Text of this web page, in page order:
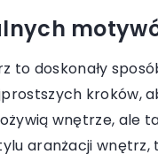
doskonały
kroków,
wnętrze, ale
aranżacji
dlaczego
do piwa i
się,